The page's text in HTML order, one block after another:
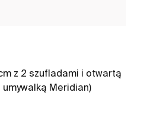
z 2 szufladami i otwartą
Meridian)